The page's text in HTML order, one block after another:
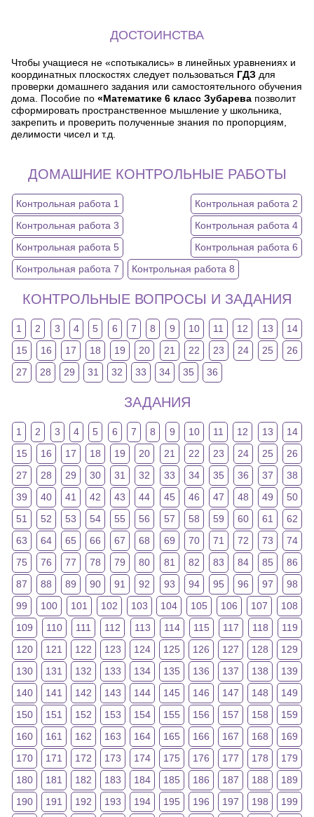
ДОСТОИНСТВА
Чтобы учащиеся не «спотыкались» в линейных уравнениях и
координатных плоскостях следует пользоваться ГДЗ для
проверки домашнего задания или самостоятельного обучения
дома. Пособие по «Математике 6 класс Зубарева позволит
сформировать пространственное мышление у школьника,
закрепить и проверить полученные знания по пропорциям,
делимости чисел и т.д.
ДОМАШНИЕ КОНТРОЛЬНЫЕ РАБОТЫ
Контрольная работа 1
Контрольная работа 2
Контрольная работа 3
Контрольная работа 4
Контрольная работа 5
Контрольная работа 6
Контрольная работа 7
Контрольная работа 8
КОНТРОЛЬНЫЕ ВОПРОСЫ И ЗАДАНИЯ
1 2 3 4 5 6 7 8 9 10 11 12 13
14
15
16 17 18 19 20 21 22 23 24 25
26
27
28 29 31 32 33 34 35 36
ЗАДАНИЯ
1 2 3 4 5 6 7 8 9 10 11 12 13
14
15
16 17 18 19 20 21 22 23 24 25
26
27
28 29 30 31 32 33 34 35 36 37
38
39
40 41 42 43 44 45 46 47 48 49
50
51
52 53 54 55 56 57 58 59 60 61
62
63
64 65 66 67 68 69 70 71 72 73
74
75
76 77 78 79 80 81 82 83 84 85
86
87
88 89 90 91 92 93 94 95 96 97
98
99
100 101 102 103 104 105 106 107
108
109
110 111 112 113 114 115 117 118
119
120
121 122 123 124 125 126 127 128
129
130
131 132 133 134 135 136 137 138
139
140
141 142 143 144 145 146 147 148
149
150
151 152 153 154 155 156 157 158
159
160
161 162 163 164 165 166 167 168
169
170
171 172 173 174 175 176 177 178
179
180
181 182 183 184 185 186 187 188
189
190
191 192 193 194 195 196 197 198 199